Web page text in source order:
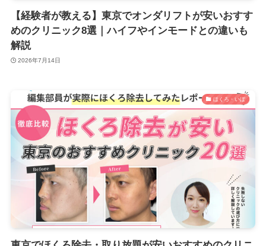
【経験者が教える】東京でオンダリフトが安いおすす
めのクリニック8選｜ハイフやインモードとの違いも
解説
2026年7月14日
ほくろ・いぼ